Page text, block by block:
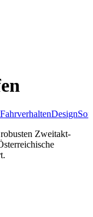
FahrverhaltenDesign
Zweitakt-